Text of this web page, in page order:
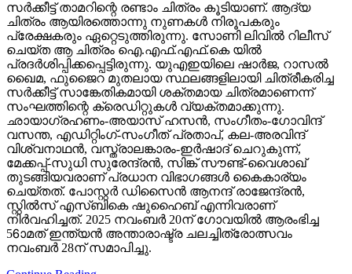
സര്‍ക്കീട്ട് താമറിന്റെ രണ്ടാം ചിത്രം കൂടിയാണ്. ആദ്യ
ചിത്രം ആയിരത്തൊന്നു നുണകള്‍ നിരൂപകരും
പ്രേക്ഷകരും ഏറ്റെടുത്തിരുന്നു. സോണി ലിവില്‍ റിലീസ്
ചെയ്ത ആ ചിത്രം ഐ.എഫ്.എഫ്.കെ യില്‍
പ്രദര്‍ശിപ്പിക്കപ്പെട്ടിരുന്നു. യുഎഇയിലെ ഷാര്‍ജ, റാസല്‍
ഖൈമ, ഫുജൈറ മുതലായ സ്ഥലങ്ങളിലായി ചിത്രീകരിച്ച
സര്‍ക്കീട്ട് സാങ്കേതികമായി ശക്തമായ ചിത്രമാണെന്ന്
സംഘത്തിന്റെ ക്രെഡിറ്റുകള്‍ വ്യക്തമാക്കുന്നു.
ഛായാഗ്രഹണം-അയാസ് ഹസന്‍, സംഗീതം-ഗോവിന്ദ്
വസന്ത, എഡിറ്റിംഗ്-സംഗീത് പ്രതാപ്, കല-അരവിന്ദ്
വിശ്വനാഥന്‍, വസ്ത്രാലങ്കാരം-ഇര്‍ഷാദ് ചെറുകുന്ന്,
മേക്കപ്പ്-സുധി സുരേന്ദ്രന്‍, സിങ്ക് സൗണ്ട്-വൈശാഖ്
തുടങ്ങിയവരാണ് പ്രധാന വിഭാഗങ്ങള്‍ കൈകാര്യം
ചെയ്തത്. പോസ്റ്റര്‍ ഡിസൈന്‍ ആനന്ദ് രാജേന്ദ്രന്‍,
സ്റ്റില്‍സ് എസ്ബികെ ഷുഹൈബ് എന്നിവരാണ്
നിര്‍വഹിച്ചത്. 2025 നവംബര്‍ 20ന് ഗോവയില്‍ ആരംഭിച്ച
56ാമത് ഇന്ത്യന്‍ അന്താരാഷ്ട്ര ചലച്ചിത്രോത്സവം
നവംബര്‍ 28ന് സമാപിച്ചു.